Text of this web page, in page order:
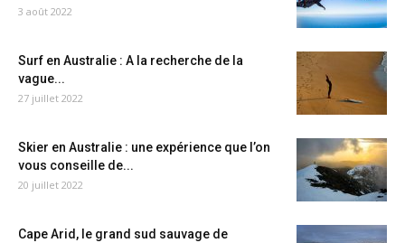
3 août 2022
Surf en Australie : A la recherche de la
vague...
27 juillet 2022
Skier en Australie : une expérience que l’on
vous conseille de...
20 juillet 2022
Cape Arid, le grand sud sauvage de